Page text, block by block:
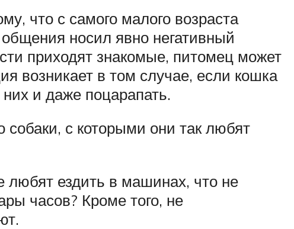
что с самого малого возраста
носил явно негативный
приходят знакомые, питомец может
возникает в том случае, если кошка
и даже поцарапать.
собаки, с которыми они так любят
ездить в машинах, что не
часов? Кроме того, не